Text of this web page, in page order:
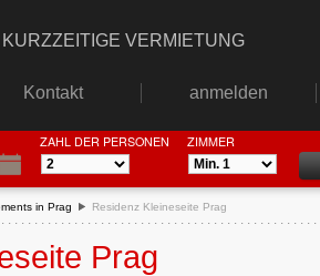
VERMIETUNG
Kontakt anmelden
ZAHL DER PERSONEN ZIMMER
in Prag Residenz Kleineseite Prag
Prag